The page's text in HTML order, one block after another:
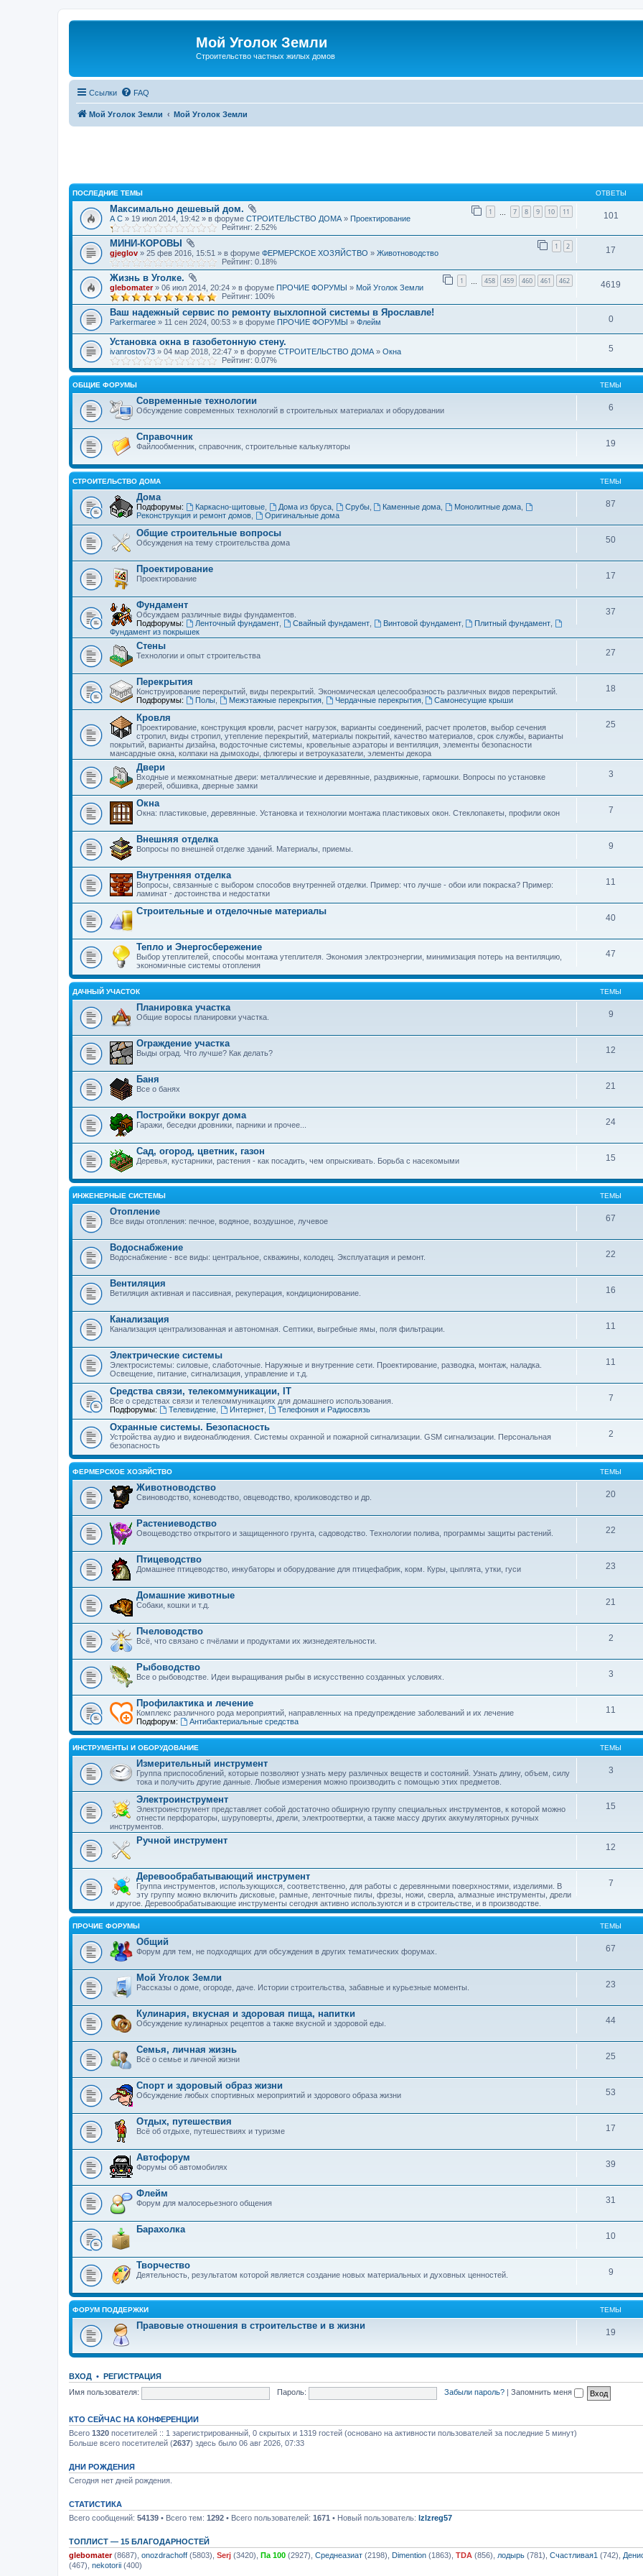
Мой Уголок Земли
Cтроительство частных жилых домов
Ссылки FAQ
Мой Уголок Земли Мой Уголок Земли
ПОСЛЕДНИЕ ТЕМЫ ОТВЕТЫ
Максимально дешевый дом. 1 7 8 9 10 11
А С » 19 июл 2014, 19:42 » в форуме СТРОИТЕЛЬСТВО ДОМА » Проектирование
Рейтинг: 2.52%
101
МИНИ-КОРОВЫ 1 2
gjeglov » 25 фев 2016, 15:51 » в форуме ФЕРМЕРСКОЕ ХОЗЯЙСТВО » Животноводство
Рейтинг: 0.18%
17
Жизнь в Уголке. 1 458 459 460 461 462
glebomater» 06 июл 2014, 20:24 » в форуме ПРОЧИЕ ФОРУМЫ » Мой Уголок Земли
Рейтинг: 100%
4619
Ваш надежный сервис по ремонту выхлопной системы в Ярославле!
Parkermaree » 11 сен 2024, 00:53 » в форуме ПРОЧИЕ ФОРУМЫ » Флейм 0
Установка окна в газобетонную стену.
ivanrostov73 » 04 мар 2018, 22:47 » в форуме СТРОИТЕЛЬСТВО ДОМА » Окна
Рейтинг: 0.07%
5
ОБЩИЕ ФОРУМЫ ТЕМЫ
Современные технологии
Обсуждение современных технологий в строительных материалах и оборудовании 6
Справочник
Файлообменник, справочник, строительные калькуляторы 19
СТРОИТЕЛЬСТВО ДОМА ТЕМЫ
Дома
Подфорумы: Каркасно-щитовые, Дома из бруса, Срубы, Каменные дома Монолитные дома
Реконструкция и ремонт домов
Оригинальные дома
87
Общие строительные вопросы
Обсуждения на тему строительства дома 50
Проектирование
Проектирование 17
Фундамент
Обсуждаем различные виды фундаментов.
Подфорумы:
Ленточный фундамент, Свайный фундамент, Винтовой фундамент, Плитный фундамент
Фундамент из покрышек
37
Стены
Технологии и опыт строительства 27
Перекрытия
Конструирование перекрытий, виды перекрытий. Экономическая целесообразность различных видов перекрытий.
Подфорумы:
Полы, Межэтажные перекрытия, Чердачные перекрытия, Самонесущие крыши
18
Кровля
Проектирование, конструкция кровли, расчет нагрузок, варианты соединений, расчет пролетов, выбор сечения
стропил, виды стропил, утепление перекрытий, материалы покрытий, качество материалов, срок службы, варианты
покрытий, варианты дизайна, водосточные системы, кровельные аэраторы и вентиляция, элементы безопасности
мансардные окна, колпаки на дымоходы, флюгеры и ветроуказатели, элементы декора
25
Двери
Входные и межкомнатные двери: металлические и деревянные, раздвижные, гармошки. Вопросы по установке
дверей, обшивка, дверные замки
3
Окна
Окна: пластиковые, деревянные. Установка и технологии монтажа пластиковых окон. Стеклопакеты, профили окон 7
Внешняя отделка
Вопросы по внешней отделке зданий. Материалы, приемы. 9
Внутренняя отделка
Вопросы, связанные с выбором способов внутренней отделки. Пример: что лучше - обои или покраска? Пример:
ламинат - достоинства и недостатки
11
Строительные и отделочные материалы
40
Тепло и Энергосбережение
Выбор утеплителей, способы монтажа утеплителя. Экономия электроэнергии, минимизация потерь на вентиляцию,
экономичные системы отопления
47
ДАЧНЫЙ УЧАСТОК ТЕМЫ
Планировка участка
Общие воросы планировки участка. 9
Ограждение участка
Выды оград. Что лучше? Как делать? 12
Баня
Все о банях 21
Постройки вокруг дома
Гаражи, беседки дровники, парники и прочее... 24
Сад, огород, цветник, газон
Деревья, кустарники, растения - как посадить, чем опрыскивать. Борьба с насекомыми 15
ИНЖЕНЕРНЫЕ СИСТЕМЫ ТЕМЫ
Отопление
Все виды отопления: печное, водяное, воздушное, лучевое 67
Водоснабжение
Водоснабжение - все виды: центральное, скважины, колодец. Эксплуатация и ремонт. 22
Вентиляция
Ветиляция активная и пассивная, рекуперация, кондиционирование. 16
Канализация
Канализация централизованная и автономная. Септики, выгребные ямы, поля фильтрации. 11
Электрические системы
Электросистемы: силовые, слаботочные. Наружные и внутренние сети. Проектирование, разводка, монтаж, наладка.
Освещение, питание, сигнализация, управление и т.д.
11
Средства связи, телекоммуникации, IT
Все о средствах связи и телекоммуникациях для домашнего использования.
Подфорумы:
Телевидение, Интернет, Телефония и Радиосвязь
7
Охранные системы. Безопасность
Устройства аудио и видеонаблюдения. Системы охранной и пожарной сигнализации. GSM сигнализации. Персональная
безопасность
2
ФЕРМЕРСКОЕ ХОЗЯЙСТВО ТЕМЫ
Животноводство
Свиноводство, коневодство, овцеводство, кролиководство и др. 20
Растениеводство
Овощеводство открытого и защищенного грунта, садоводство. Технологии полива, программы защиты растений. 22
Птицеводство
Домашнее птицеводство, инкубаторы и оборудование для птицефабрик, корм. Куры, цыплята, утки, гуси 23
Домашние животные
Собаки, кошки и т.д. 21
Пчеловодство
Всё, что связано с пчёлами и продуктами их жизнедеятельности. 2
Рыбоводство
Все о рыбоводстве. Идеи выращивания рыбы в искусственно созданных условиях. 3
Профилактика и лечение
Комплекс различного рода мероприятий, направленных на предупреждение заболеваний и их лечение
Подфорум:
Антибактериальные средства
11
ИНСТРУМЕНТЫ И ОБОРУДОВАНИЕ ТЕМЫ
Измерительный инструмент
Группа приспособлений, которые позволяют узнать меру различных веществ и состояний. Узнать длину, объем, силу
тока и получить другие данные. Любые измерения можно производить с помощью этих предметов.
3
Электроинструмент
Электроинструмент представляет собой достаточно обширную группу специальных инструментов, к которой можно
отнести перфораторы, шуруповерты, дрели, электроотвертки, а также массу других аккумуляторных ручных
инструментов.
15
Ручной инструмент
12
Деревообрабатывающий инструмент
Группа инструментов, использующихся, соответственно, для работы с деревянными поверхностями, изделиями. В
эту группу можно включить дисковые, рамные, ленточные пилы, фрезы, ножи, сверла, алмазные инструменты, дрели
и другое. Деревообрабатывающие инструменты сегодня активно используются и в строительстве, и в производстве.
7
ПРОЧИЕ ФОРУМЫ ТЕМЫ
Общий
Форум для тем, не подходящих для обсуждения в других тематических форумах. 67
Мой Уголок Земли
Рассказы о доме, огороде, даче. Истории строительства, забавные и курьезные моменты. 23
Кулинария, вкусная и здоровая пища, напитки
Обсуждение кулинарных рецептов а также вкусной и здоровой еды. 44
Семья, личная жизнь
Всё о семье и личной жизни 25
Спорт и здоровый образ жизни
Обсуждение любых спортивных мероприятий и здорового образа жизни 53
Отдых, путешествия
Всё об отдыхе, путешествиях и туризме 17
Автофорум
Форумы об автомобилях 39
Флейм
Форум для малосерьезного общения 31
Барахолка
10
Творчество
Деятельность, результатом которой является создание новых материальных и духовных ценностей. 9
ФОРУМ ПОДДЕРЖКИ ТЕМЫ
Правовые отношения в строительстве и в жизни
19
ВХОД • РЕГИСТРАЦИЯ
Имя пользователя:
Пароль: Забыли пароль? Запомнить меня
КТО СЕЙЧАС НА КОНФЕРЕНЦИИ
Всего 1320 посетителей :: 1 зарегистрированный, 0 скрытых и 1319 гостей (основано на активности пользователей за последние 5 минут)
Больше всего посетителей (2637) здесь было 06 авг 2026, 07:33
ДНИ РОЖДЕНИЯ
Сегодня нет дней рождения.
СТАТИСТИКА
Всего сообщений: 54139 • Всего тем: 1292 • Всего пользователей: 1671 • Новый пользователь: lzlzreg57
ТОПЛИСТ — 15 БЛАГОДАРНОСТЕЙ
glebomater(8687), onozdrachoff (5803), Serj (3420), Па 100 (2927), Среднеазиат (2198), Dimention (1863), TDA (856), лодырь (781), Счастливая1 (742),
(467), nekotorii (400)